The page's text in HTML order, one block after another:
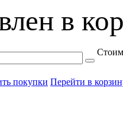
в
покупки Перейти в